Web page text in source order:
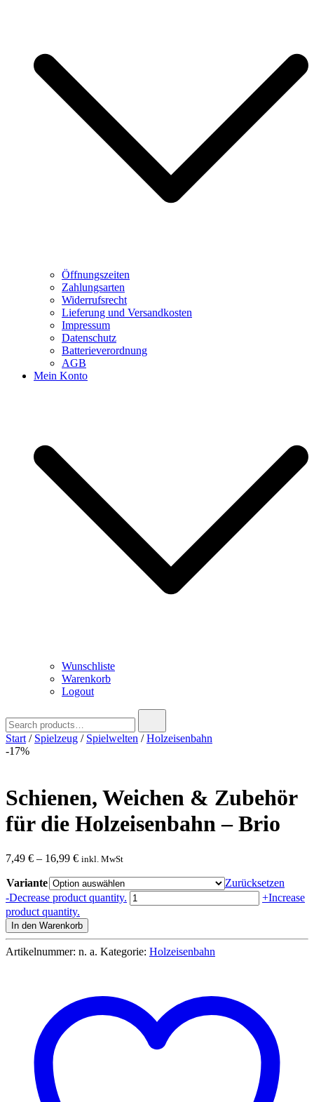
Öffnungszeiten
Zahlungsarten
Widerrufsrecht
Lieferung und Versandkosten
Impressum
Datenschutz
Batterieverordnung
AGB
Mein Konto
Wunschliste
Warenkorb
Logout
for:
Start / Spielzeug / Spielwelten /Holzeisenbahn
-17%
Schienen, Weichen & Zubehör
für die Holzeisenbahn – Brio
7,49 € – 16,99 € inkl. MwSt
Variante
Zurücksetzen
-Decrease product quantity. Schienen,
Weichen
für
die
Menge
+Increase
product quantity.
In den Warenkorb
Artikelnummer: n. a. Kategorie: Holzeisenbahn